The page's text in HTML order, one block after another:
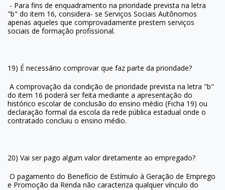
- Para fins de enquadramento na prioridade prevista na letra
"b" do item 16, considera- se Serviços Sociais Autônomos
apenas aqueles que comprovadamente prestem serviços
sociais de formação profissional.
19) É necessário comprovar que faz parte da prioridade?
A comprovação da condição de prioridade prevista na letra "b"
do item 16 poderá ser feita mediante a apresentação do
histórico escolar de conclusão do ensino médio (Ficha 19) ou
declaração formal da escola da rede pública estadual onde o
contratado concluiu o ensino médio.
20) Vai ser pago algum valor diretamente ao empregado?
O pagamento do Benefício de Estímulo à Geração de Emprego
e Promoção da Renda não caracteriza qualquer vínculo do